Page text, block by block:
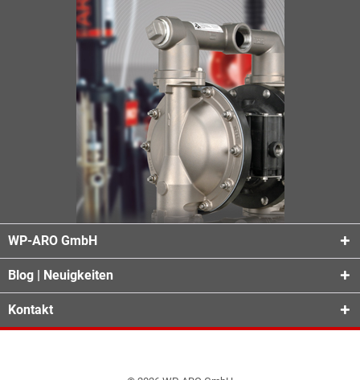
WP-ARO GmbH
Blog | Neuigkeiten
Kontakt